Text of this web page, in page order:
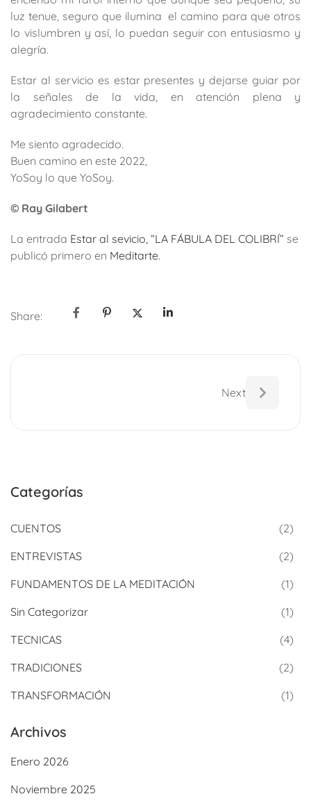
luz tenue, seguro que ilumina el camino para que otros
lo vislumbren y así, lo puedan seguir con entusiasmo y
alegría.
Estar al servicio es estar presentes y dejarse guiar por
la señales de la vida, en atención plena y
agradecimiento constante.
Me siento agradecido.
Buen camino en este 2022,
YoSoy lo que YoSoy.
© Ray Gilabert
La entrada Estar al sevicio, “LA FÁBULA DEL COLIBRÍ” se
publicó primero en Meditarte.
Share:
Next
Categorías
CUENTOS
(2)
ENTREVISTAS
(2)
FUNDAMENTOS DE LA MEDITACIÓN
(1)
Sin Categorizar
(1)
TECNICAS
(4)
TRADICIONES
(2)
TRANSFORMACIÓN
(1)
Archivos
Enero 2026
Noviembre 2025